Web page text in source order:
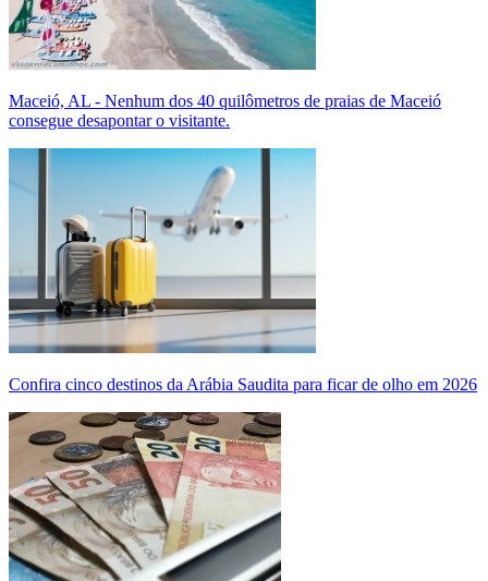
Maceió, AL - Nenhum dos 40 quilômetros de praias de Maceió
consegue desapontar o visitante.
Confira cinco destinos da Arábia Saudita para ficar de olho em 2026